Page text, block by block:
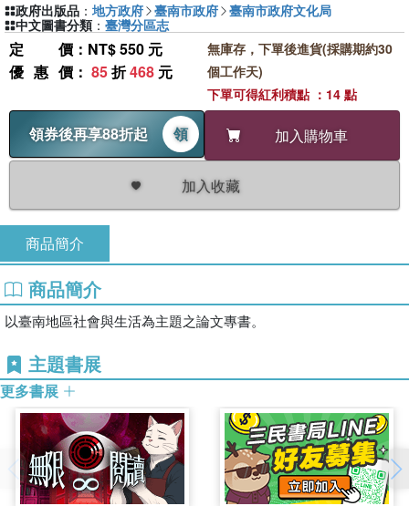
定價 ：NT$ 550 元
優惠價 ： 85折468 元
領券後再享88折起 領 加入購物車
加入收藏
無庫存，下單後進貨(採購期約30
個工作天)
下單可得紅利積點 ：14 點
政府出版品 ： 地方政府 臺南市政府 臺南市政府文化局
中文圖書分類 ： 臺灣分區志
商品簡介
商品簡介
以臺南地區社會與生活為主題之論文專書。
主題書展
更多書展